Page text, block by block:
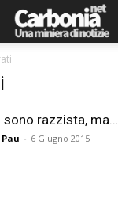
sono razzista, ma…
- 6 Giugno 2015